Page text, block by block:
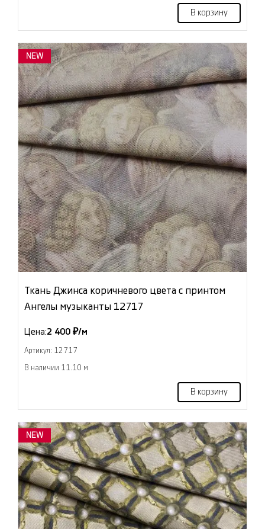
В корзину
NEW
Ткань Джинса коричневого цвета с принтом
Ангелы музыканты 12717
Цена:2 400 ₽/м
Артикул: 12717
В наличии 11.10 м
В корзину
NEW